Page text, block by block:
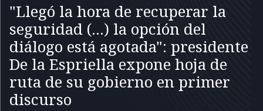
"Llegó la hora de recuperar la
seguridad (...) la opción del
diálogo está agotada": presidente
De la Espriella expone hoja de
ruta de su gobierno en primer
discurso